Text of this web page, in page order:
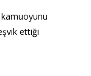
kamuoyunu
ettiği